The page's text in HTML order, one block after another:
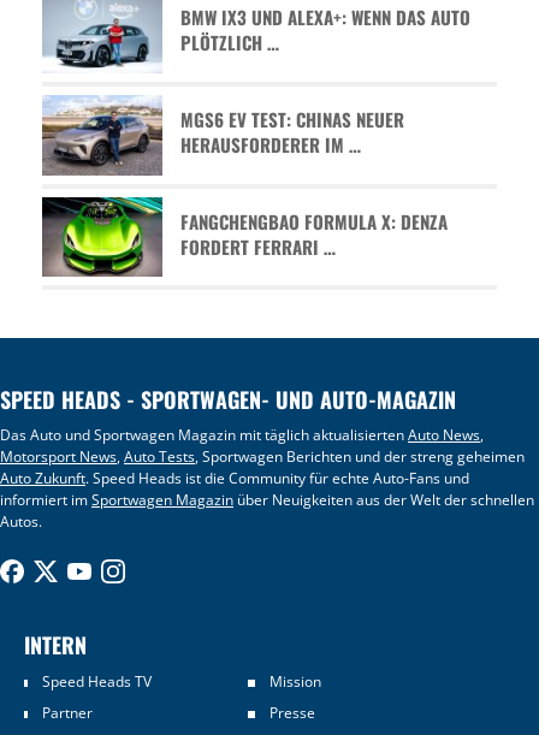
BMW IX3 UND ALEXA+: WENN DAS AUTO
PLÖTZLICH …
MGS6 EV TEST: CHINAS NEUER
HERAUSFORDERER IM …
FANGCHENGBAO FORMULA X: DENZA
FORDERT FERRARI …
SPEED HEADS - SPORTWAGEN- UND AUTO-MAGAZIN
Das Auto und Sportwagen Magazin mit täglich aktualisiertenAuto News,
Motorsport News,Auto Tests, Sportwagen Berichten und der streng geheimen
Auto Zukunft. Speed Heads ist die Community für echte Auto-Fans und
informiert imSportwagen Magazin über Neuigkeiten aus der Welt der schnellen
Autos.
INTERN
Speed Heads TV
Mission
Partner
Presse